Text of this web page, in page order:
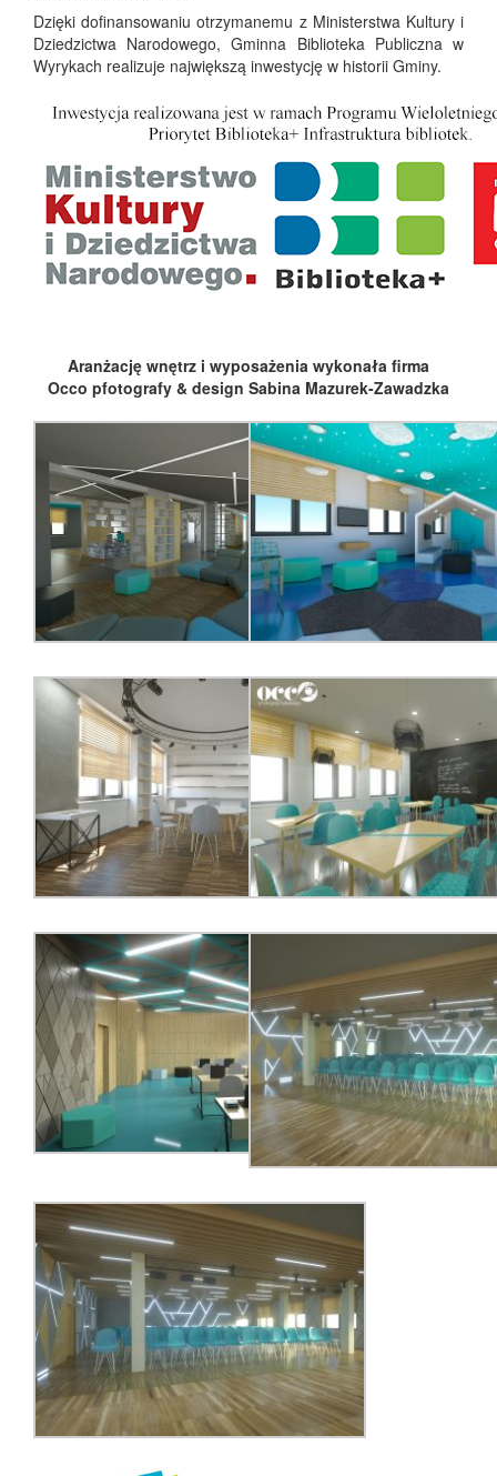
Dzięki dofinansowaniu otrzymanemu z Ministerstwa Kultury i
Dziedzictwa Narodowego, Gminna Biblioteka Publiczna w
Wyrykach realizuje największą inwestycję w historii Gminy.
Aranżację wnętrz i wyposażenia wykonała firma
Occo pfotografy & design Sabina Mazurek-Zawadzka